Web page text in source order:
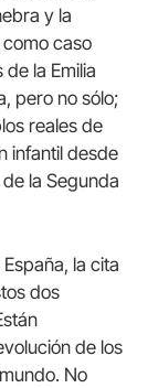
y la
caso
la Emilia
pero no sólo;
reales de
infantil desde
la Segunda
la cita
dos
de los
No